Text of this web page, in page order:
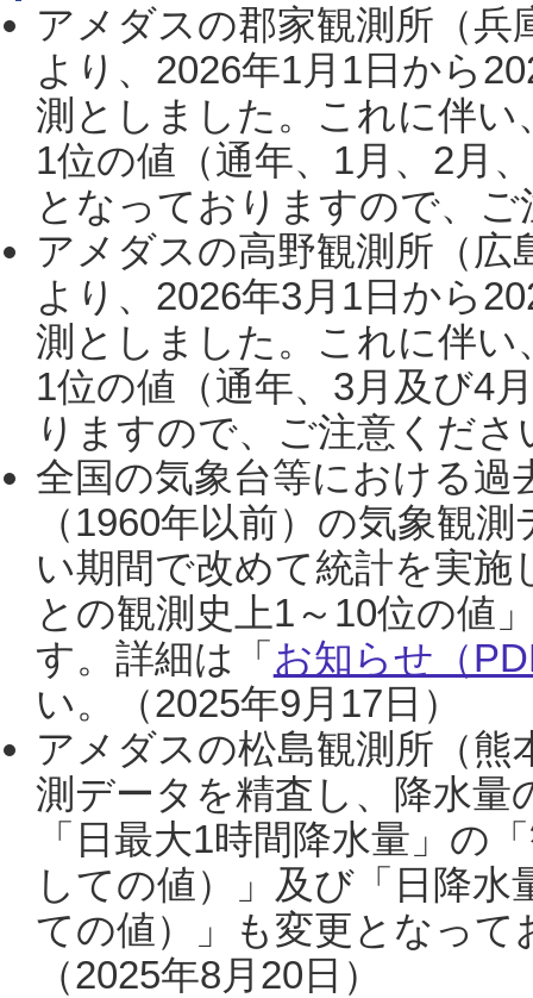
アメダスの郡家観測所（
より、2026年1月1日から
測としました。これに伴い
1位の値（通年、1月、2月
となっておりますので、
アメダスの高野観測所（
より、2026年3月1日から
測としました。これに伴い
1位の値（通年、3月及び4
りますので、ご注意くだ
全国の気象台等における過
（1960年以前）の気象観
い期間で改めて統計を実
との観測史上1～10位の値
す。詳細は「 お知らせ（
い。（2025年9月17日）
アメダスの松島観測所（熊
測データを精査し、降水
「日最大1時間降水量」の
しての値）」及び「日降
ての値）」も変更となっ
（2025年8月20日）